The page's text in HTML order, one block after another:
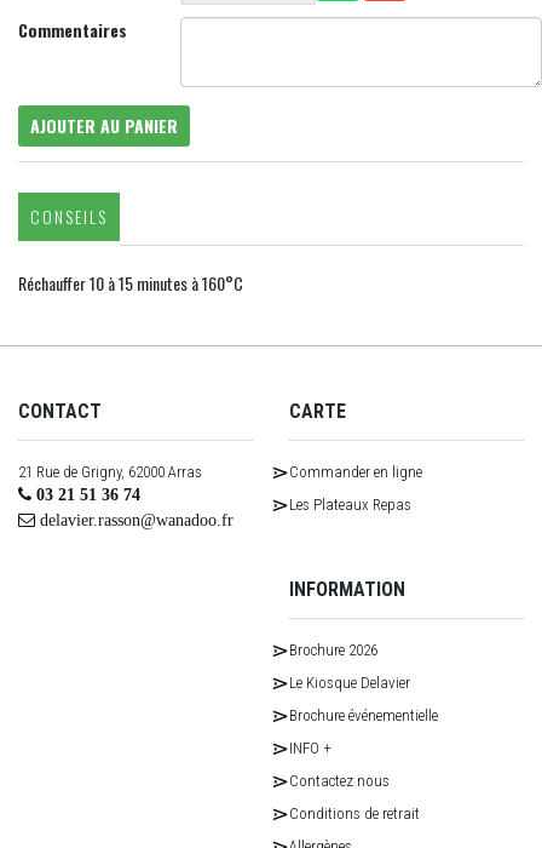
Commentaires
AJOUTER AU PANIER
CONSEILS
Réchauffer 10 à 15 minutes à 160°C
CONTACT
21 Rue de Grigny, 62000 Arras
03 21 51 36 74
delavier.rasson@wanadoo.fr
CARTE
Commander en ligne
Les Plateaux Repas
INFORMATION
Brochure 2026
Le Kiosque Delavier
Brochure événementielle
INFO +
Contactez nous
Conditions de retrait